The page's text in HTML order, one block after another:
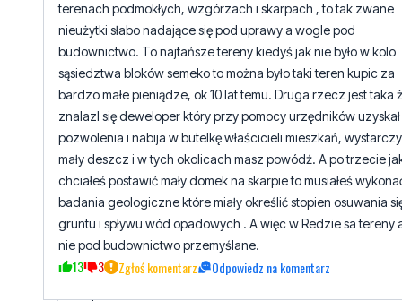
Brednie piszesz! czwartek, 26 sierpnia 2021 - 08:15:35
Nie znasz się a o budownictwie i o terenach przeznaczonych
nic nie wiesz . Obecna sytuacja jest taka że budujemy na
terenach podmokłych, wzgórzach i skarpach , to tak zwane
nieużytki słabo nadające się pod uprawy a wogle pod
budownictwo. To najtańsze tereny kiedyś jak nie było w kolo
sąsiedztwa bloków semeko to można było taki teren kupic za
bardzo małe pieniądze, ok 10 lat temu. Druga rzecz jest taka
znalazl się deweloper który przy pomocy urzędników uzyskał
pozwolenia i nabija w butelkę właścicieli mieszkań, wystarczy
mały deszcz i w tych okolicach masz powódź. A po trzecie
chciałeś postawić mały domek na skarpie to musiałeś
badania geologiczne które miały określić stopien osuwania